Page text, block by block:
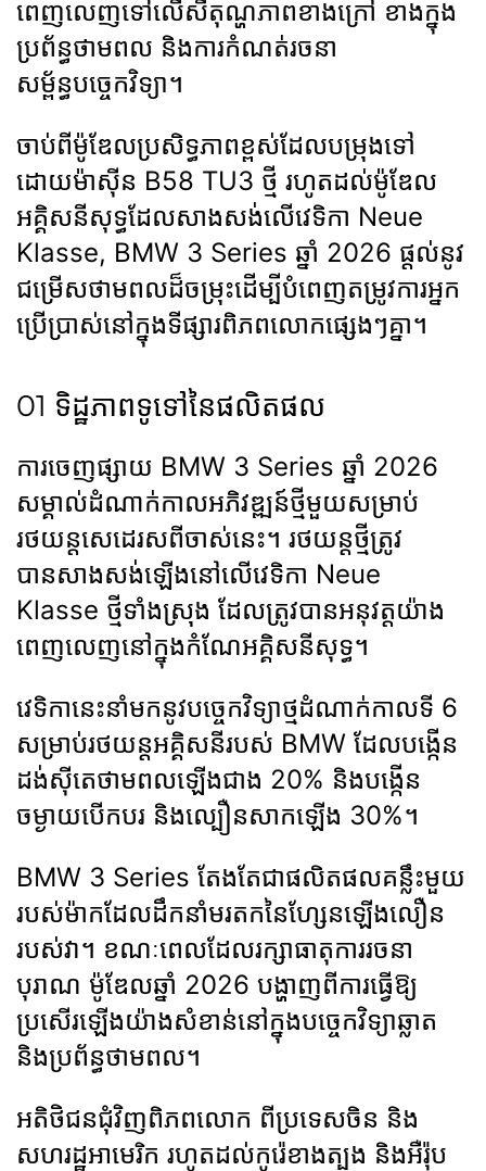
ពេញលេញទៅលើសីតុណ្ហភាពខាងក្រៅ ខាងក្នុង
ប្រព័ន្ធថាមពល និងការកំណត់រចនា
សម្ព័ន្ធបច្ចេកវិទ្យា។
ចាប់ពីម៉ូឌែលប្រសិទ្ធភាពខ្ពស់ដែលបម្រុងទៅ
ដោយម៉ាស៊ីន B58 TU3 ថ្មី រហូតដល់ម៉ូឌែល
អគ្គិសនីសុទ្ធដែលសាងសង់លើវេទិកា Neue
Klasse, BMW 3 Series ឆ្នាំ 2026 ផ្តល់នូវ
ជម្រើសថាមពលដ៏ចម្រុះដើម្បីបំពេញតម្រូវការអ្នក
ប្រើប្រាស់នៅក្នុងទីផ្សារពិភពលោកផ្សេងៗគ្នា។
01 ទិដ្ឋភាពទូទៅនៃផលិតផល
ការចេញផ្សាយ BMW 3 Series ឆ្នាំ 2026
សម្គាល់ដំណាក់កាលអភិវឌ្ឍន៍ថ្មីមួយសម្រាប់
រថយន្តសេដេរសពីចាស់នេះ។ រថយន្តថ្មីត្រូវ
បានសាងសង់ឡើងនៅលើវេទិកា Neue
Klasse ថ្មីទាំងស្រុង ដែលត្រូវបានអនុវត្តយ៉ាង
ពេញលេញនៅក្នុងកំណែអគ្គិសនីសុទ្ធ។
វេទិកានេះនាំមកនូវបច្ចេកវិទ្យាថ្មដំណាក់កាលទី 6
សម្រាប់រថយន្តអគ្គិសនីរបស់ BMW ដែលបង្កើន
ដង់ស៊ីតេថាមពលឡើងជាង 20% និងបង្កើន
ចម្ងាយបើកបរ និងល្បឿនសាកឡើង 30%។
BMW 3 Series តែងតែជាផលិតផលគន្លឹះមួយ
របស់ម៉ាកដែលដឹកនាំមរតកនៃហ្សែនឡើងលឿន
របស់វា។ ខណៈពេលដែលរក្សាធាតុការរចនា
បុរាណ ម៉ូឌែលឆ្នាំ 2026 បង្ហាញពីការធ្វើឱ្យ
ប្រសើរឡើងយ៉ាងសំខាន់នៅក្នុងបច្ចេកវិទ្យាឆ្លាត
និងប្រព័ន្ធថាមពល។
អតិថិជនជុំវិញពិភពលោក ពីប្រទេសចិន និង
សហរដ្ឋអាមេរិក រហូតដល់កូរ៉េខាងត្បូង និងអឺរ៉ុប